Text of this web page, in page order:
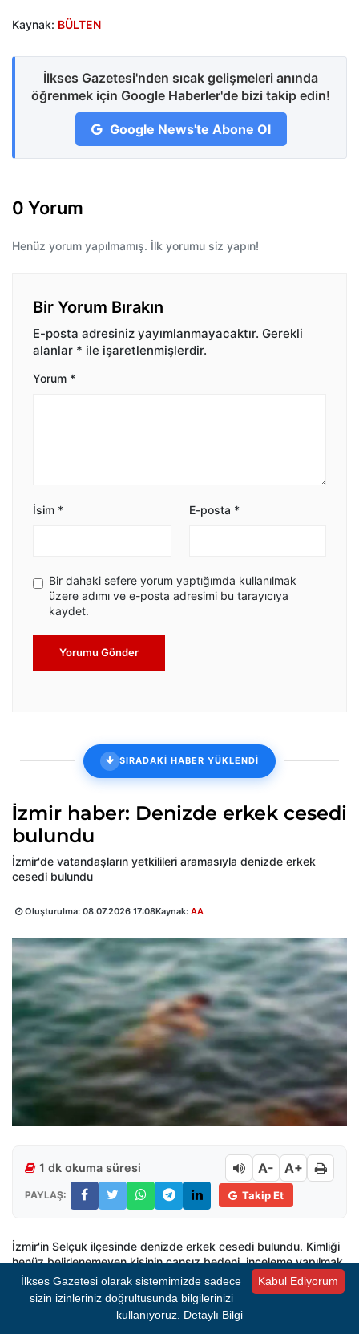
Kaynak: BÜLTEN
İlkses Gazetesi'nden sıcak gelişmeleri anında
öğrenmek için Google Haberler'de bizi takip edin!
Google News'te Abone Ol
0 Yorum
Henüz yorum yapılmamış. İlk yorumu siz yapın!
Bir Yorum Bırakın
E-posta adresiniz yayımlanmayacaktır. Gerekli
alanlar * ile işaretlenmişlerdir.
Yorum *
İsim * E-posta *
Bir dahaki sefere yorum yaptığımda kullanılmak
üzere adımı ve e-posta adresimi bu tarayıcıya
kaydet.
Yorumu Gönder
SIRADAKİ HABER YÜKLENDİ
İzmir haber: Denizde erkek cesedi
bulundu
İzmir'de vatandaşların yetkilileri aramasıyla denizde erkek
cesedi bulundu
Oluşturulma: 08.07.2026 17:08Kaynak: AA
1 dk okuma süresi A- A+
PAYLAŞ: Takip Et
İzmir'in Selçuk ilçesinde denizde erkek cesedi bulundu. Kimliği
henüz belirlenemeyen kişinin cansız bedeni, inceleme yapılmak
üzere İzmir Adli Tıp Kurumu'na kaldırıldı.
Olay, Pamucak Sahili yakınlarında meydana geldi. Denizde
hareketsiz halde bir kişiyi gören vatandaşlar durumu 112 Acil
Kabul Ediyorum
İlkses Gazetesi olarak sistemimizde sadece
sizin izinleriniz doğrultusunda bilgilerinizi
kullanıyoruz. Detaylı Bilgi